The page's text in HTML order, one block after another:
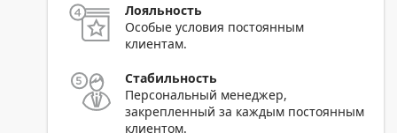
Лояльность
Особые условия постоянным
клиентам.
Стабильность
Персональный менеджер,
закрепленный за каждым постоянным
клиентом.